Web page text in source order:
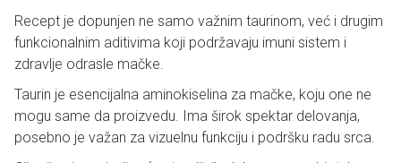
Recept je dopunjen ne samo važnim taurinom, već i drugim
funkcionalnim aditivima koji podržavaju imuni sistem i
zdravlje odrasle mačke.
Taurin je esencijalna aminokiselina za mačke, koju one ne
mogu same da proizvedu. Ima širok spektar delovanja,
posebno je važan za vizuelnu funkciju i podršku radu srca.